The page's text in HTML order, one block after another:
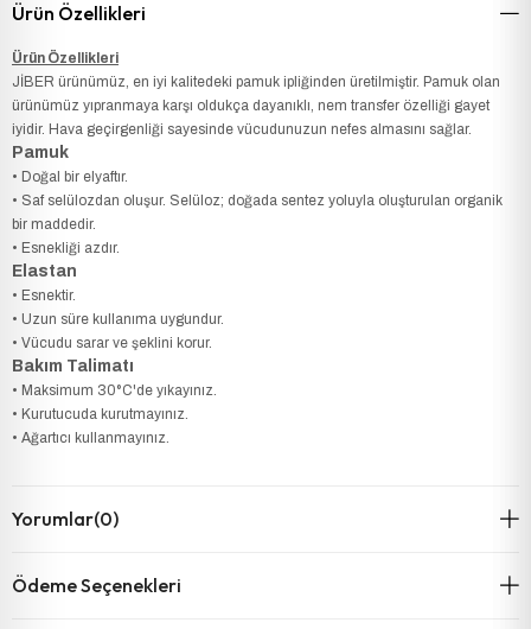
Ürün Özellikleri
Ürün Özellikleri
JİBER ürünümüz, en iyi kalitedeki pamuk ipliğinden üretilmiştir. Pamuk olan
ürünümüz yıpranmaya karşı oldukça dayanıklı, nem transfer özelliği gayet
iyidir. Hava geçirgenliği sayesinde vücudunuzun nefes almasını sağlar.
Pamuk
• Doğal bir elyaftır.
• Saf selülozdan oluşur. Selüloz; doğada sentez yoluyla oluşturulan organik
bir maddedir.
• Esnekliği azdır.
Elastan
• Esnektir.
• Uzun süre kullanıma uygundur.
• Vücudu sarar ve şeklini korur.
Bakım Talimatı
• Maksimum 30°C'de yıkayınız.
• Kurutucuda kurutmayınız.
• Ağartıcı kullanmayınız.
Yorumlar(0)
Ödeme Seçenekleri